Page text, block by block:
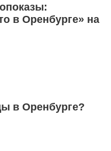
в Оренбурге» на
в Оренбурге?